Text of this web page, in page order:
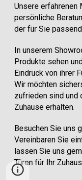
Unsere erfahrenen
persönliche
der für Sie
In unserem
Produkte sehen
Eindruck von ihrer
Wir möchten
zufrieden sind und
Zuhause erhalten.
Besuchen Sie uns
Vereinbaren Sie
lassen Sie uns
Türen für Ihr